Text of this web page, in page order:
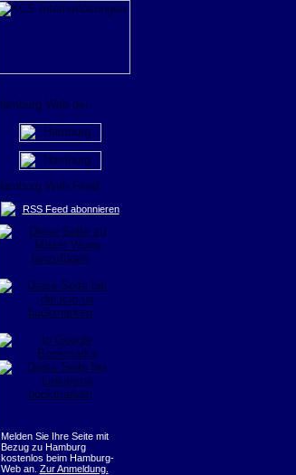
RSS Feed abonnieren
Melden Sie Ihre Seite mit
Bezug zu Hamburg
kostenlos beim Hamburg-
Web an. Zur Anmeldung.